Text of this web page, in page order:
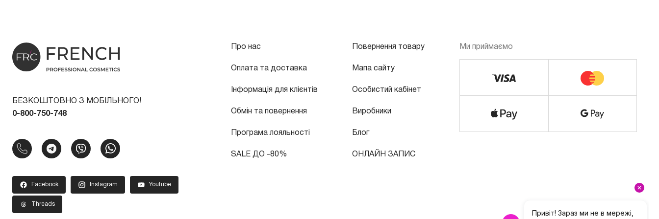
БЕЗКОШТОВНО З МОБІЛЬНОГО!
0-800-750-748
Facebook Instagram Youtube
Threads
Про нас
Оплата та доставка
Інформація для клієнтів
Обмін та повернення
Програма лояльності
SALE ДО -80%
Повернення товару
Мапа сайту
Особистий кабінет
Виробники
Блог
ОНЛАЙН ЗАПИС
Ми приймаємо